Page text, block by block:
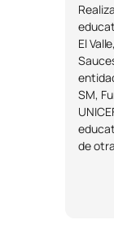
El
SM,
de